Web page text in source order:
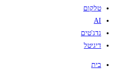
טלקום
AI
גדג'טים
דיגיטל
בית